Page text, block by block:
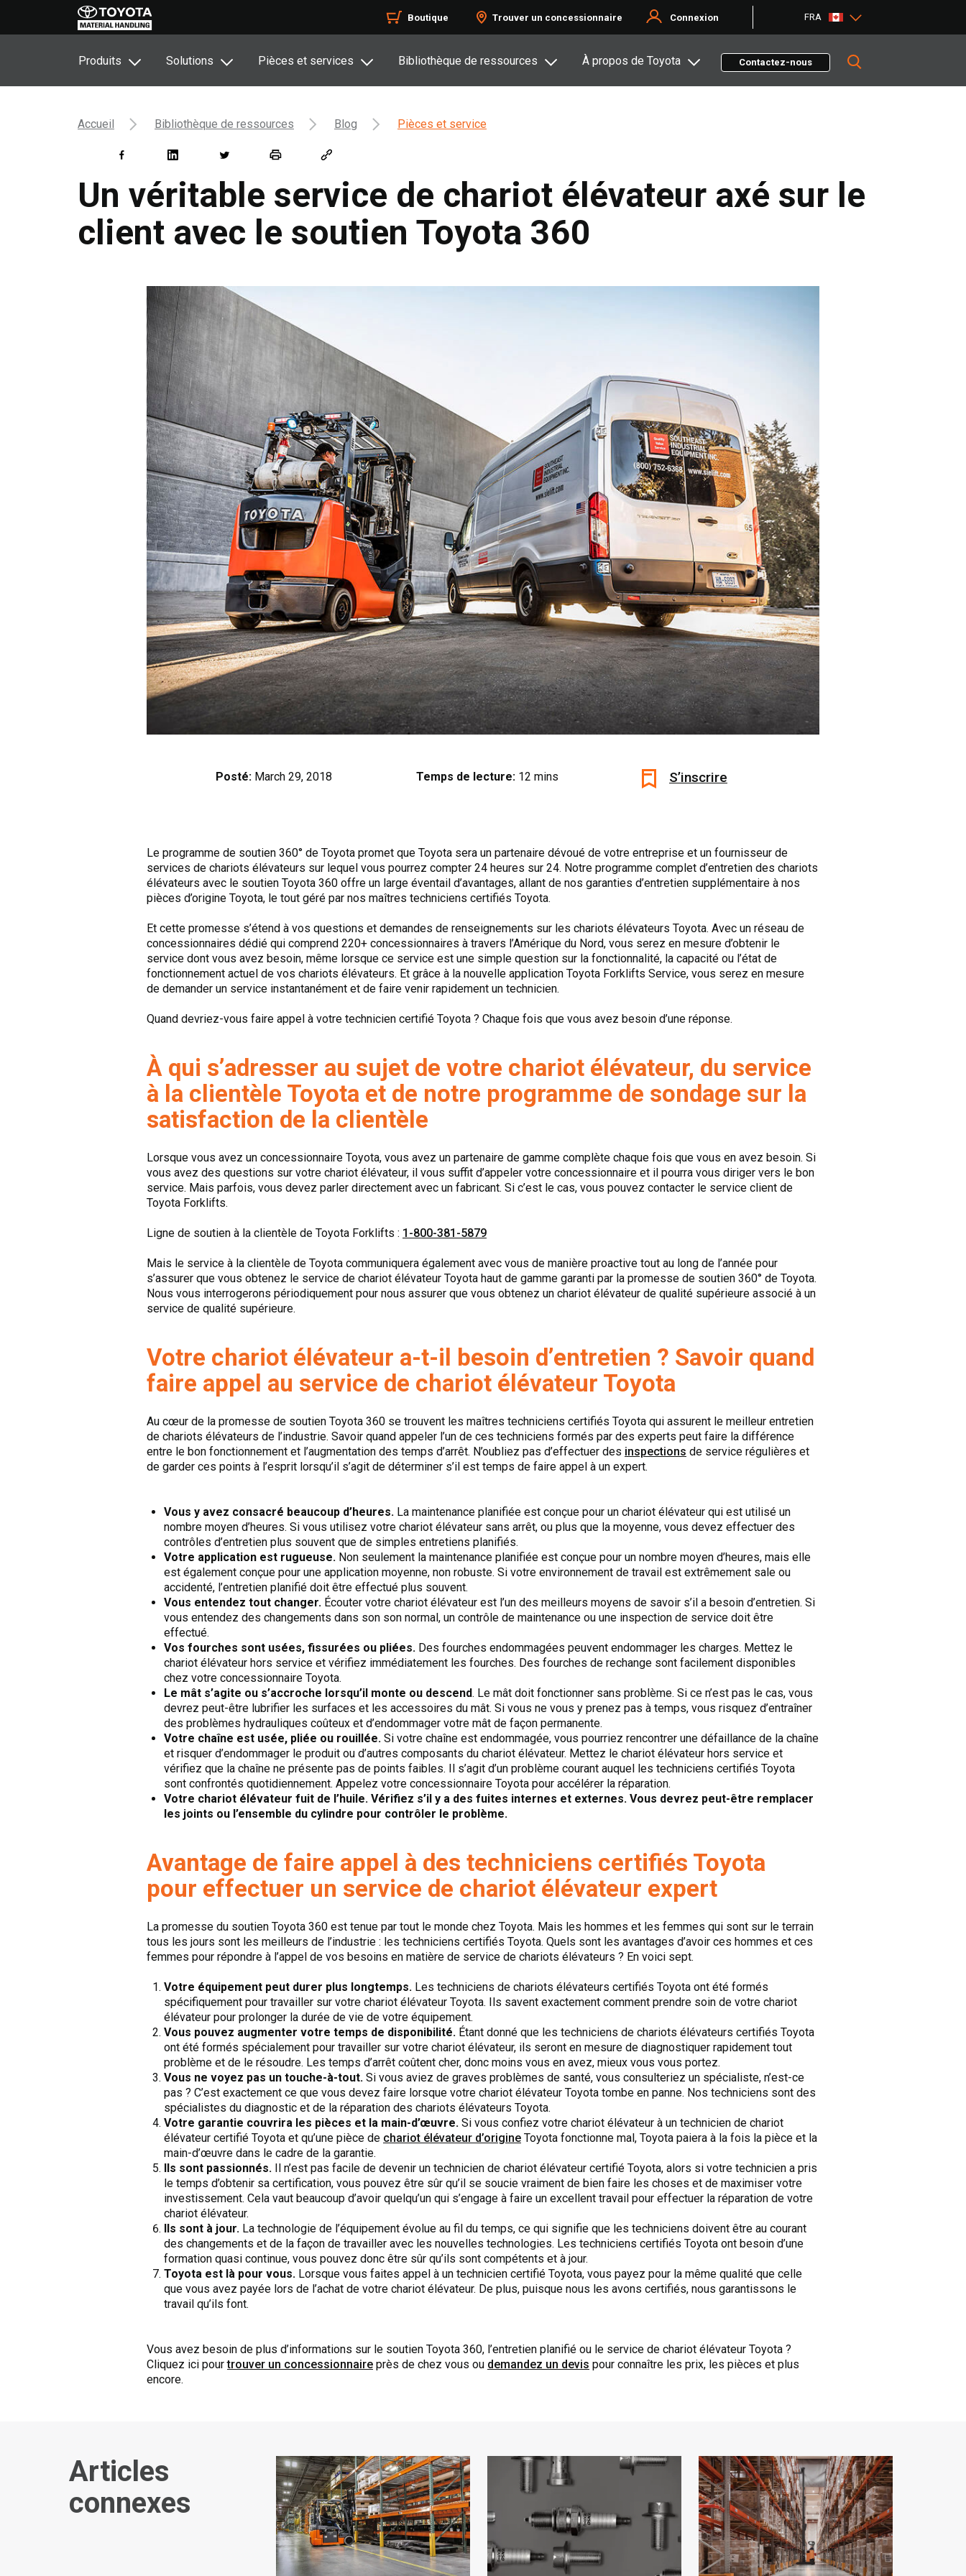
Boutique Trouver un concessionnaire Connexion FRA
Produits Solutions Pièces et services Bibliothèque de ressources À propos de Toyota Contactez-nous
Accueil Bibliothèque de ressources Blog Pièces et service
Un véritable service de chariot élévateur axé sur le
client avec le soutien Toyota 360
Posté: March 29, 2018 Temps de lecture: 12 mins S’inscrire
Le programme de soutien 360° de Toyota promet que Toyota sera un partenaire dévoué de votre entreprise et un fournisseur de
services de chariots élévateurs sur lequel vous pourrez compter 24 heures sur 24. Notre programme complet d’entretien des chariots
élévateurs avec le soutien Toyota 360 offre un large éventail d’avantages, allant de nos garanties d’entretien supplémentaire à nos
pièces d’origine Toyota, le tout géré par nos maîtres techniciens certifiés Toyota.
Et cette promesse s’étend à vos questions et demandes de renseignements sur les chariots élévateurs Toyota. Avec un réseau de
concessionnaires dédié qui comprend 220+ concessionnaires à travers l’Amérique du Nord, vous serez en mesure d’obtenir le
service dont vous avez besoin, même lorsque ce service est une simple question sur la fonctionnalité, la capacité ou l’état de
fonctionnement actuel de vos chariots élévateurs. Et grâce à la nouvelle application Toyota Forklifts Service, vous serez en mesure
de demander un service instantanément et de faire venir rapidement un technicien.
Quand devriez-vous faire appel à votre technicien certifié Toyota ? Chaque fois que vous avez besoin d’une réponse.
À qui s’adresser au sujet de votre chariot élévateur, du service
à la clientèle Toyota et de notre programme de sondage sur la
satisfaction de la clientèle
Lorsque vous avez un concessionnaire Toyota, vous avez un partenaire de gamme complète chaque fois que vous en avez besoin. Si
vous avez des questions sur votre chariot élévateur, il vous suffit d’appeler votre concessionnaire et il pourra vous diriger vers le bon
service. Mais parfois, vous devez parler directement avec un fabricant. Si c’est le cas, vous pouvez contacter le service client de
Toyota Forklifts.
Ligne de soutien à la clientèle de Toyota Forklifts : 1-800-381-5879
Mais le service à la clientèle de Toyota communiquera également avec vous de manière proactive tout au long de l’année pour
s’assurer que vous obtenez le service de chariot élévateur Toyota haut de gamme garanti par la promesse de soutien 360° de Toyota.
Nous vous interrogerons périodiquement pour nous assurer que vous obtenez un chariot élévateur de qualité supérieure associé à un
service de qualité supérieure.
Votre chariot élévateur a-t-il besoin d’entretien ? Savoir quand
faire appel au service de chariot élévateur Toyota
Au cœur de la promesse de soutien Toyota 360 se trouvent les maîtres techniciens certifiés Toyota qui assurent le meilleur entretien
de chariots élévateurs de l’industrie. Savoir quand appeler l’un de ces techniciens formés par des experts peut faire la différence
entre le bon fonctionnement et l’augmentation des temps d’arrêt. N’oubliez pas d’effectuer des inspections de service régulières et
de garder ces points à l’esprit lorsqu’il s’agit de déterminer s’il est temps de faire appel à un expert.
Vous y avez consacré beaucoup d’heures. La maintenance planifiée est conçue pour un chariot élévateur qui est utilisé un
nombre moyen d’heures. Si vous utilisez votre chariot élévateur sans arrêt, ou plus que la moyenne, vous devez effectuer des
contrôles d’entretien plus souvent que de simples entretiens planifiés.
Votre application est rugueuse. Non seulement la maintenance planifiée est conçue pour un nombre moyen d’heures, mais elle
est également conçue pour une application moyenne, non robuste. Si votre environnement de travail est extrêmement sale ou
accidenté, l’entretien planifié doit être effectué plus souvent.
Vous entendez tout changer. Écouter votre chariot élévateur est l’un des meilleurs moyens de savoir s’il a besoin d’entretien. Si
vous entendez des changements dans son son normal, un contrôle de maintenance ou une inspection de service doit être
effectué.
Vos fourches sont usées, fissurées ou pliées. Des fourches endommagées peuvent endommager les charges. Mettez le
chariot élévateur hors service et vérifiez immédiatement les fourches. Des fourches de rechange sont facilement disponibles
chez votre concessionnaire Toyota.
Le mât s’agite ou s’accroche lorsqu’il monte ou descend. Le mât doit fonctionner sans problème. Si ce n’est pas le cas, vous
devrez peut-être lubrifier les surfaces et les accessoires du mât. Si vous ne vous y prenez pas à temps, vous risquez d’entraîner
des problèmes hydrauliques coûteux et d’endommager votre mât de façon permanente.
Votre chaîne est usée, pliée ou rouillée. Si votre chaîne est endommagée, vous pourriez rencontrer une défaillance de la chaîne
et risquer d’endommager le produit ou d’autres composants du chariot élévateur. Mettez le chariot élévateur hors service et
vérifiez que la chaîne ne présente pas de points faibles. Il s’agit d’un problème courant auquel les techniciens certifiés Toyota
sont confrontés quotidiennement. Appelez votre concessionnaire Toyota pour accélérer la réparation.
Votre chariot élévateur fuit de l’huile. Vérifiez s’il y a des fuites internes et externes. Vous devrez peut-être remplacer
les joints ou l’ensemble du cylindre pour contrôler le problème.
Avantage de faire appel à des techniciens certifiés Toyota
pour effectuer un service de chariot élévateur expert
La promesse du soutien Toyota 360 est tenue par tout le monde chez Toyota. Mais les hommes et les femmes qui sont sur le terrain
tous les jours sont les meilleurs de l’industrie : les techniciens certifiés Toyota. Quels sont les avantages d’avoir ces hommes et ces
femmes pour répondre à l’appel de vos besoins en matière de service de chariots élévateurs ? En voici sept.
Votre équipement peut durer plus longtemps. Les techniciens de chariots élévateurs certifiés Toyota ont été formés
spécifiquement pour travailler sur votre chariot élévateur Toyota. Ils savent exactement comment prendre soin de votre chariot
élévateur pour prolonger la durée de vie de votre équipement.
Vous pouvez augmenter votre temps de disponibilité. Étant donné que les techniciens de chariots élévateurs certifiés Toyota
ont été formés spécialement pour travailler sur votre chariot élévateur, ils seront en mesure de diagnostiquer rapidement tout
problème et de le résoudre. Les temps d’arrêt coûtent cher, donc moins vous en avez, mieux vous vous portez.
Vous ne voyez pas un touche-à-tout. Si vous aviez de graves problèmes de santé, vous consulteriez un spécialiste, n’est-ce
pas ? C’est exactement ce que vous devez faire lorsque votre chariot élévateur Toyota tombe en panne. Nos techniciens sont des
spécialistes du diagnostic et de la réparation des chariots élévateurs Toyota.
Votre garantie couvrira les pièces et la main-d’œuvre. Si vous confiez votre chariot élévateur à un technicien de chariot
élévateur certifié Toyota et qu’une pièce de chariot élévateur d’origine Toyota fonctionne mal, Toyota paiera à la fois la pièce et la
main-d’œuvre dans le cadre de la garantie.
Ils sont passionnés. Il n’est pas facile de devenir un technicien de chariot élévateur certifié Toyota, alors si votre technicien a pris
le temps d’obtenir sa certification, vous pouvez être sûr qu’il se soucie vraiment de bien faire les choses et de maximiser votre
investissement. Cela vaut beaucoup d’avoir quelqu’un qui s’engage à faire un excellent travail pour effectuer la réparation de votre
chariot élévateur.
Ils sont à jour. La technologie de l’équipement évolue au fil du temps, ce qui signifie que les techniciens doivent être au courant
des changements et de la façon de travailler avec les nouvelles technologies. Les techniciens certifiés Toyota ont besoin d’une
formation quasi continue, vous pouvez donc être sûr qu’ils sont compétents et à jour.
Toyota est là pour vous. Lorsque vous faites appel à un technicien certifié Toyota, vous payez pour la même qualité que celle
que vous avez payée lors de l’achat de votre chariot élévateur. De plus, puisque nous les avons certifiés, nous garantissons le
travail qu’ils font.
Vous avez besoin de plus d’informations sur le soutien Toyota 360, l’entretien planifié ou le service de chariot élévateur Toyota ?
Cliquez ici pourtrouver un concessionnaire près de chez vous ou demandez un devis pour connaître les prix, les pièces et plus
encore.
Articles
connexes